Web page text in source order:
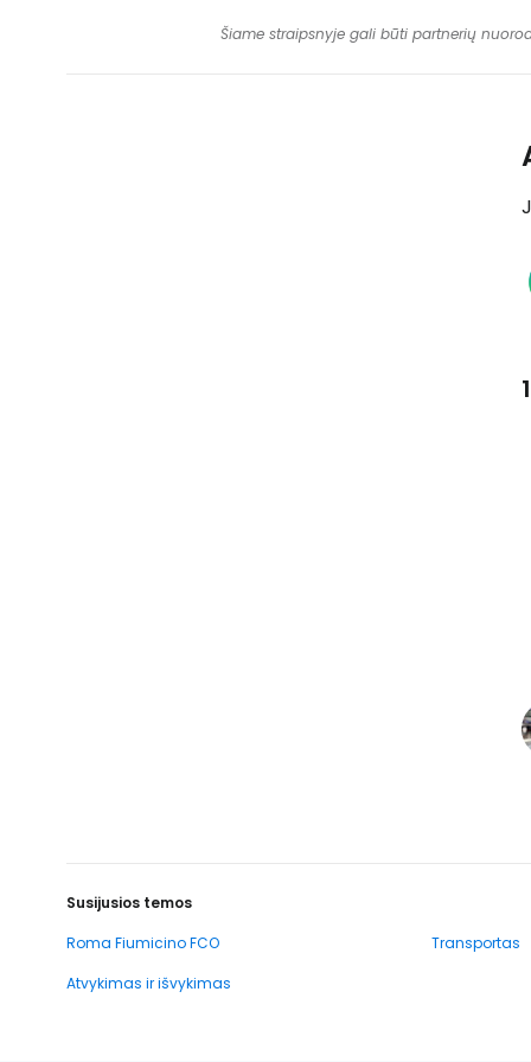
Šiame straipsnyje gali būti partnerių
Susijusios temos
Roma Fiumicino FCO
Transportas
Atvykimas ir išvykimas